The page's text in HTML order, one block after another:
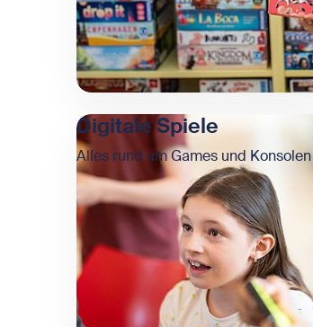
Digitale Spiele
Alles rund um Games und Konsolen